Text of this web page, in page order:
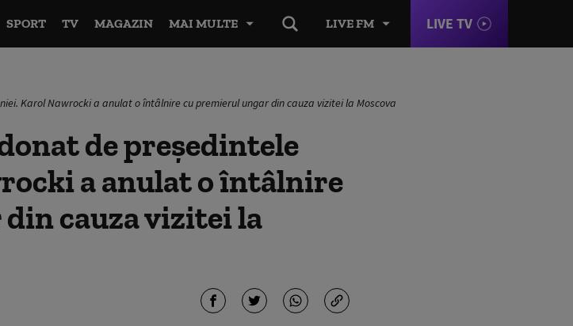
LIVE FM LIVE TV
SPORT TV MAGAZIN MAI MULTE
Karol Nawrocki a anulat o întâlnire cu premierul ungar din cauza vizitei la Moscova
de președintele
a anulat o întâlnire
cauza vizitei la